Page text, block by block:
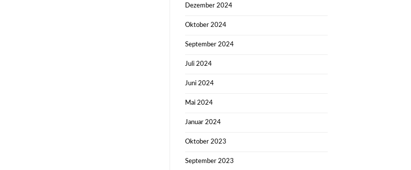
Dezember 2024
Oktober 2024
September 2024
Juli 2024
Juni 2024
Mai 2024
Januar 2024
Oktober 2023
September 2023